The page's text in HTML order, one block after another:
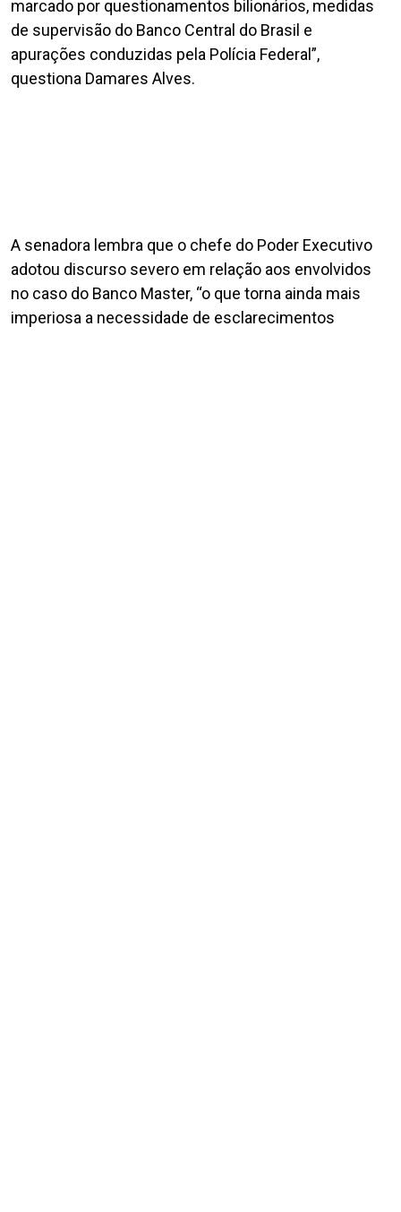
marcado por questionamentos bilionários, medidas
de supervisão do Banco Central do Brasil e
apurações conduzidas pela Polícia Federal”,
questiona Damares Alves.
A senadora lembra que o chefe do Poder Executivo
adotou discurso severo em relação aos envolvidos
no caso do Banco Master, “o que torna ainda mais
imperiosa a necessidade de esclarecimentos